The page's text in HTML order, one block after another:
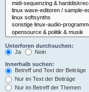
Unterforen durchsuchen:
Ja
Nein
Innerhalb suchen:
Betreff und Text der Beiträge
Nur im Text der Beiträge
Nur im Betreff der Themen